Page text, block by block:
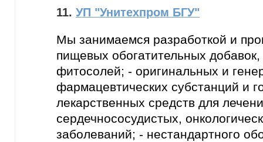
11. УП "Унитехпром БГУ"
Мы занимаемся разработкой и
пищевых обогатительных
фитосолей; - оригинальных и
фармацевтических субстанций и
лекарственных средств для
сердечнососудистых,
заболеваний; - нестандартного